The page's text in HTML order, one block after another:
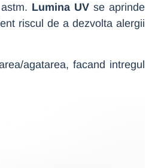
Lumina UV se aprinde
riscul de a dezvolta alergii
agatarea, facand intregul